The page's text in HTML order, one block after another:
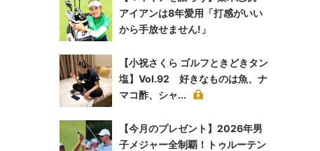
アイアンは8年愛用「打感がいい
から手放せません!」
【小祝さくら ゴルフときどきタン
塩】Vol.92 好きなものは魚、ナ
マコ酢、シャ...
【今月のプレゼント】2026年男
子メジャー全制覇！トゥルーテン